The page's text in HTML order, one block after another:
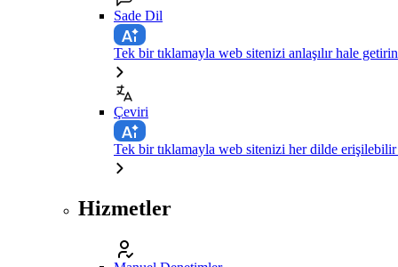
Sade Dil
Tek bir tıklamayla web sitenizi anlaşılır hale getirin
Çeviri
Tek bir tıklamayla web sitenizi her dilde
Hizmetler